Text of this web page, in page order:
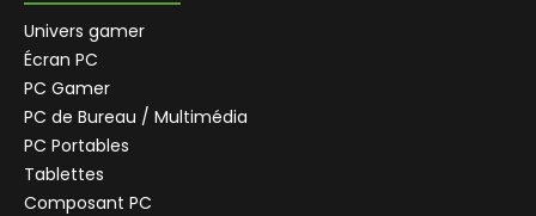
Univers gamer
Écran PC
PC Gamer
PC de Bureau / Multimédia
PC Portables
Tablettes
Composant PC